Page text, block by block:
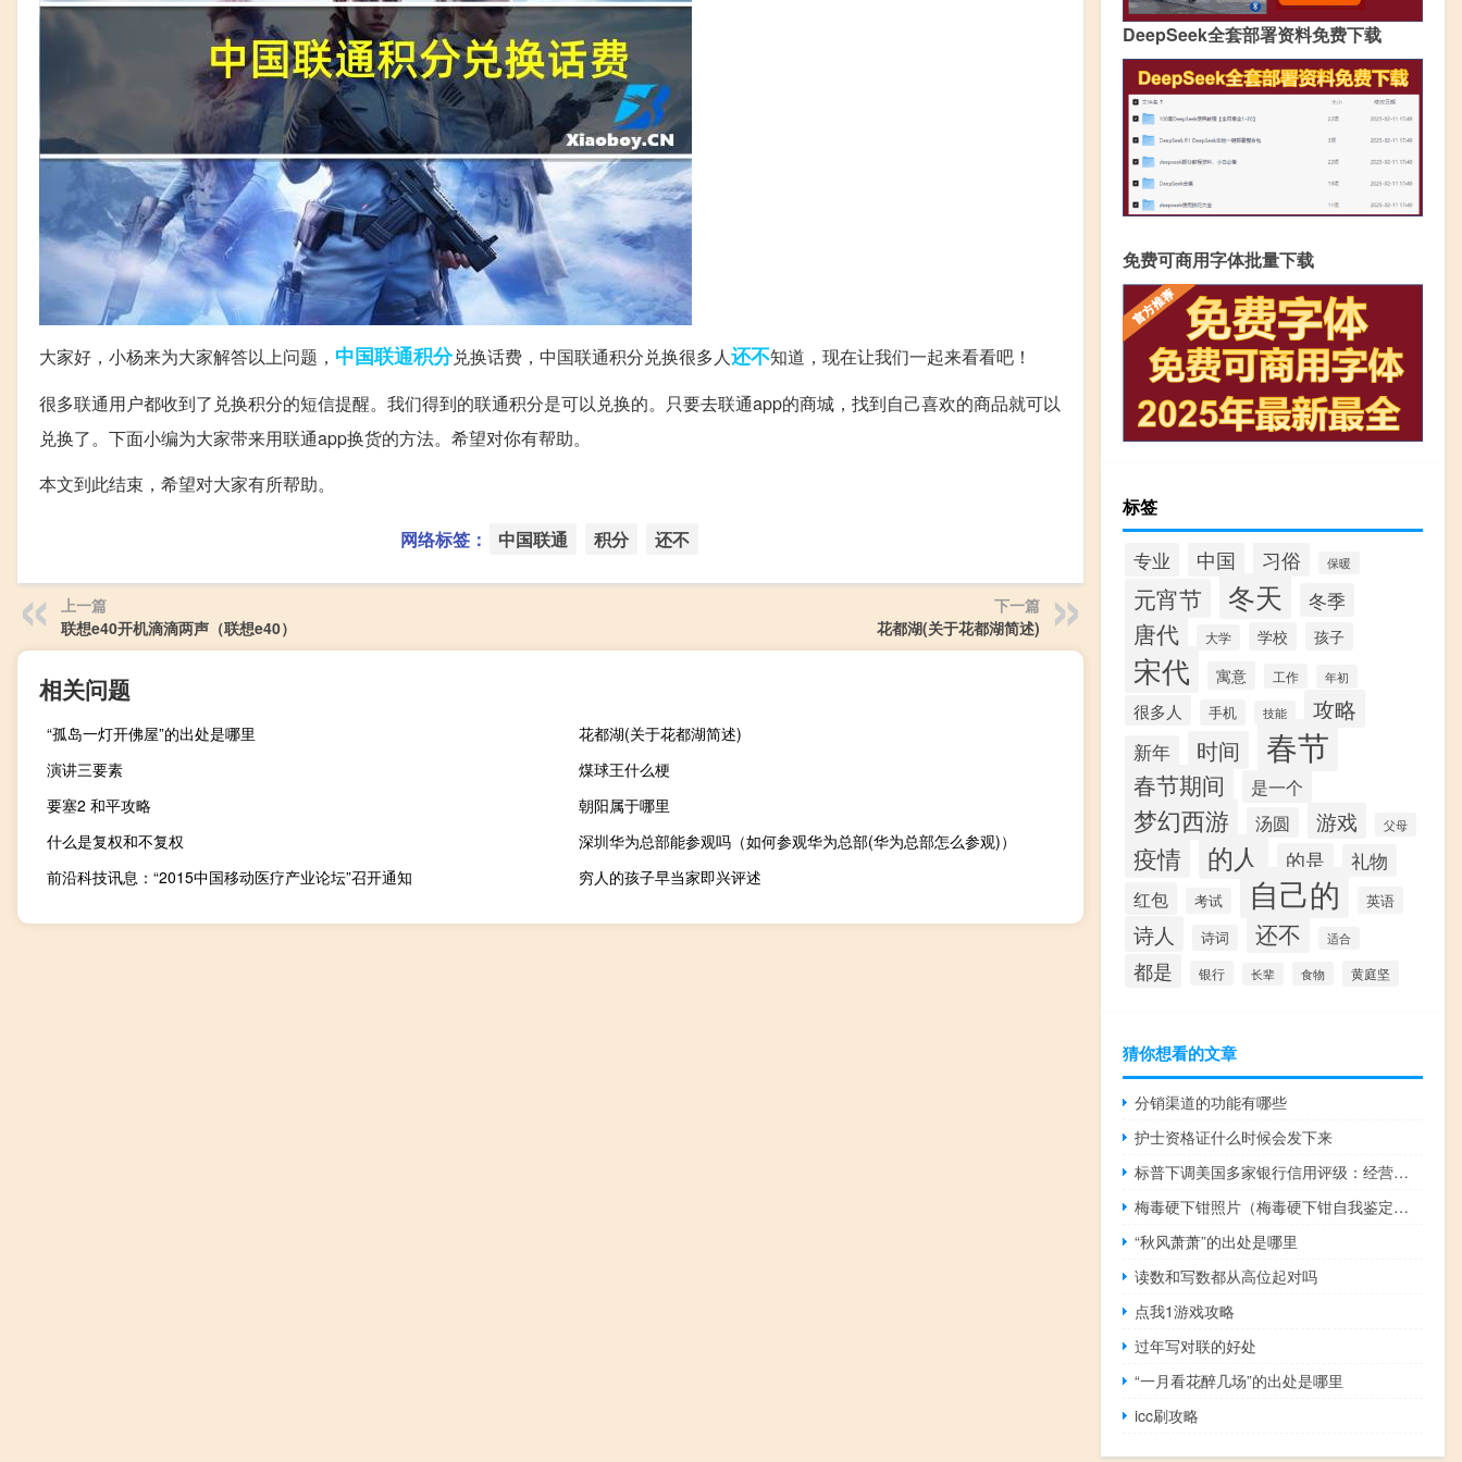
大家好，小杨来为大家解答以上问题， 中国联通积分兑换话费，中国联通积分兑换很多人还不知道，现在让我们一起来看看吧！
很多联通用户都收到了兑换积分的短信提醒。我们得到的联通积分是可以兑换的。只要去联通app的商城，找到自己喜欢的商品就可以
兑换了。下面小编为大家带来用联通app换货的方法。希望对你有帮助。
本文到此结束，希望对大家有所帮助。
网络标签： 中国联通 积分 还不
上一篇
联想e40开机滴滴两声（联想e40）
下一篇
花都湖(关于花都湖简述)
相关问题
“孤岛一灯开佛屋”的出处是哪里
花都湖(关于花都湖简述)
演讲三要素
煤球王什么梗
要塞2 和平攻略
朝阳属于哪里
什么是复权和不复权
深圳华为总部能参观吗（如何参观华为总部(华为总部怎么参观)）
前沿科技讯息：“2015中国移动医疗产业论坛”召开通知
穷人的孩子早当家即兴评述
DeepSeek全套部署资料免费下载
免费可商用字体批量下载
标签
专业 中国 习俗 保暖
元宵节 冬天 冬季
唐代 大学 学校 孩子
宋代 寓意 工作 年初
很多人 手机 技能 攻略
新年 时间 春节
春节期间 是一个
梦幻西游 汤圆 游戏 父母
疫情 的人 的是
礼物
红包
考试 自己的 英语
诗人 诗词 还不 适合
都是 银行 长辈 食物 黄庭坚
猜你想看的文章
分销渠道的功能有哪些
护士资格证什么时候会发下来
标普下调美国多家银行信用评级：经营形势严峻
梅毒硬下钳照片（梅毒硬下钳自我鉴定方法）
“秋风萧萧”的出处是哪里
读数和写数都从高位起对吗
点我1游戏攻略
过年写对联的好处
“一月看花醉几场”的出处是哪里
icc刷攻略